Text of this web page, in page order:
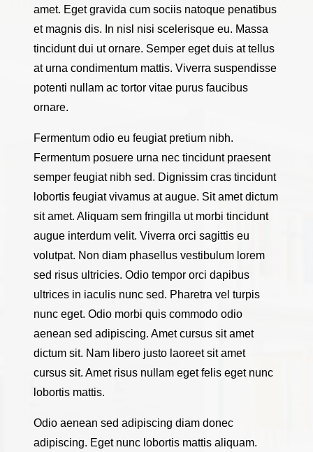
amet. Eget gravida cum sociis natoque penatibus
et magnis dis. In nisl nisi scelerisque eu. Massa
tincidunt dui ut ornare. Semper eget duis at tellus
at urna condimentum mattis. Viverra suspendisse
potenti nullam ac tortor vitae purus faucibus
ornare.
Fermentum odio eu feugiat pretium nibh.
Fermentum posuere urna nec tincidunt praesent
semper feugiat nibh sed. Dignissim cras tincidunt
lobortis feugiat vivamus at augue. Sit amet dictum
sit amet. Aliquam sem fringilla ut morbi tincidunt
augue interdum velit. Viverra orci sagittis eu
volutpat. Non diam phasellus vestibulum lorem
sed risus ultricies. Odio tempor orci dapibus
ultrices in iaculis nunc sed. Pharetra vel turpis
nunc eget. Odio morbi quis commodo odio
aenean sed adipiscing. Amet cursus sit amet
dictum sit. Nam libero justo laoreet sit amet
cursus sit. Amet risus nullam eget felis eget nunc
lobortis mattis.
Odio aenean sed adipiscing diam donec
adipiscing. Eget nunc lobortis mattis aliquam.